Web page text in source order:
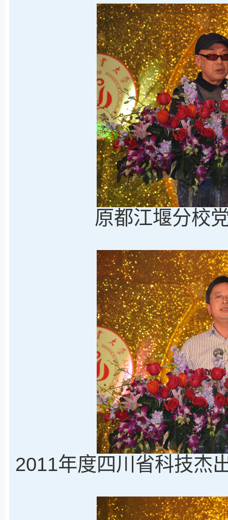
原都江堰分校
2011年度四川省科技杰